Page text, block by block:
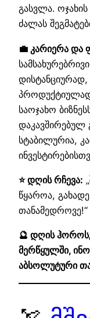
გასვლა.
ძალას
💼 კარიერა და
საოჯახო
დაკავშირებულ
სტაბილურია,
⭐ დღის რჩევა:
წყაროა,
თანამედროვე!“
🔮 დღის
მერწყულში,
აბსოლუტური